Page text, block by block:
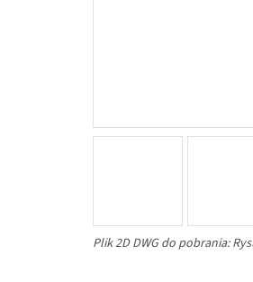
Plik 2D DWG do pobrania: